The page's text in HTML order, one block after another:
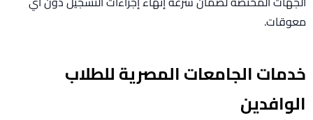
معوقات.
خدمات الجامعات المصرية للطلاب
الوافدين